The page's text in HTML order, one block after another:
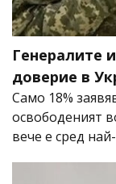
Генералите
доверие в
Само 18%
освободеният
вече е сред